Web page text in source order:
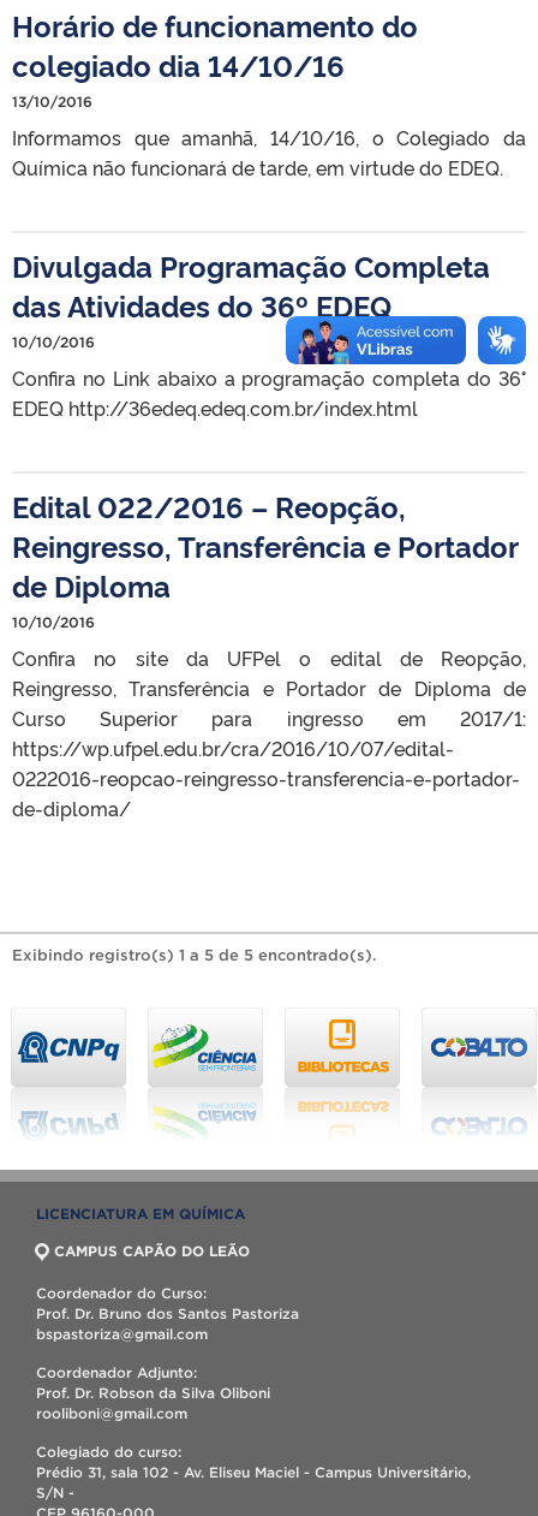
Horário de funcionamento do
colegiado dia 14/10/16
13/10/2016
Informamos que amanhã, 14/10/16, o Colegiado da
Química não funcionará de tarde, em virtude do EDEQ.
Divulgada Programação Completa
das Atividades do 36º EDEQ
10/10/2016
Confira no Link abaixo a programação completa do 36°
EDEQ http://36edeq.edeq.com.br/index.html
Edital 022/2016 – Reopção,
Reingresso, Transferência e Portador
de Diploma
10/10/2016
Confira no site da UFPel o edital de Reopção,
Reingresso, Transferência e Portador de Diploma de
Curso Superior para ingresso em 2017/1:
https://wp.ufpel.edu.br/cra/2016/10/07/edital-
0222016-reopcao-reingresso-transferencia-e-portador-
de-diploma/
Exibindo registro(s) 1 a 5 de 5 encontrado(s).
LICENCIATURA EM QUÍMICA
CAMPUS CAPÃO DO LEÃO
Coordenador do Curso:
Prof. Dr. Bruno dos Santos Pastoriza
bspastoriza@gmail.com
Coordenador Adjunto:
Prof. Dr. Robson da Silva Oliboni
rooliboni@gmail.com
Colegiado do curso:
Prédio 31, sala 102 - Av. Eliseu Maciel - Campus Universitário,
S/N -
CEP 96160-000